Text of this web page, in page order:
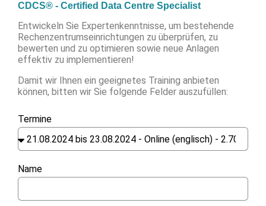
CDCS® - Certified Data Centre Specialist
Entwickeln Sie Expertenkenntnisse, um bestehende
Rechenzentrumseinrichtungen zu überprüfen, zu
bewerten und zu optimieren sowie neue Anlagen
effektiv zu implementieren!
Damit wir Ihnen ein geeignetes Training anbieten
können, bitten wir Sie folgende Felder auszufüllen:
Termine
Name